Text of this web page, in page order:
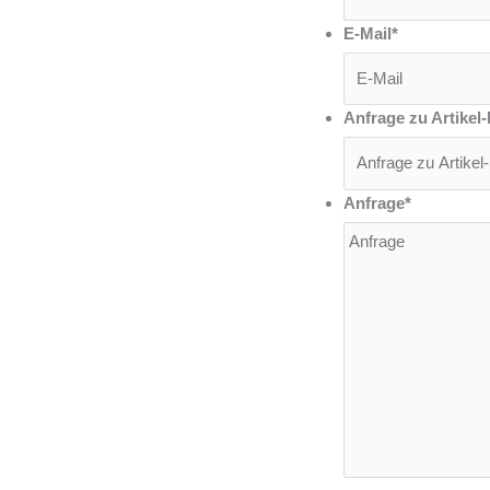
E-Mail*
Anfrage zu Artikel-
Anfrage*